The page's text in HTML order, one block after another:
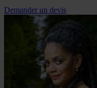
Demander un devis